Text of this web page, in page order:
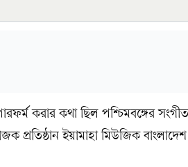
করার কথা ছিল পশ্চিমবঙ্গের
ইয়ামাহা মিউজিক বাংলাদেশ